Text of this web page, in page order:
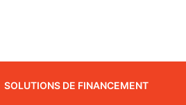
SOLUTIONS DE FINANCEMENT